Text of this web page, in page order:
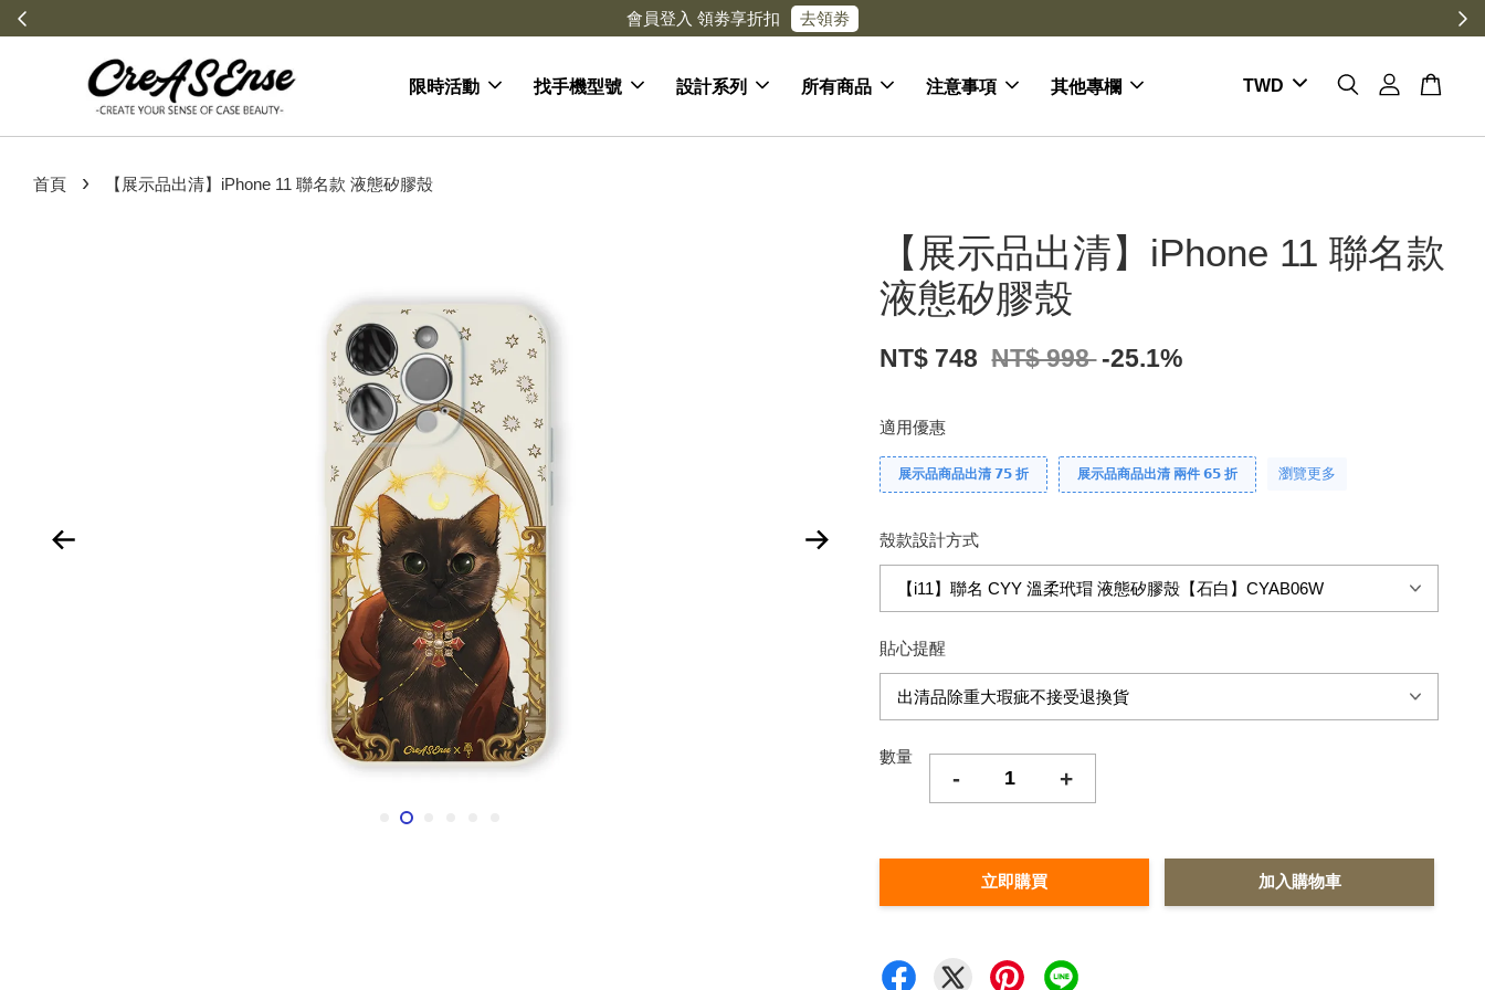
會員登入 領劵享折扣 去領劵
限時活動 找手機型號 設計系列 所有商品 注意事項 其他專欄
首頁 › 【展示品出清】iPhone 11 聯名款 液態矽膠殼
【展示品出清】iPhone 11 聯名款
液態矽膠殼
NT$ 748 NT$ 998 -25.1%
適用優惠
展示品商品出清 𝟳𝟱 折 展示品商品出清 兩件 𝟲𝟱 折 瀏覽更多
殼款設計方式
貼心提醒
數量
- +
立即購買 加入購物車